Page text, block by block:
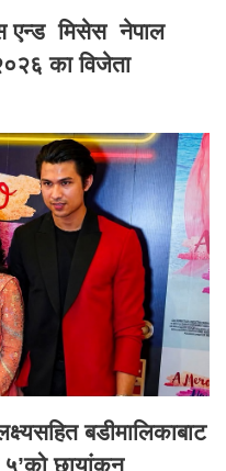
एन्ड मिसेस नेपाल
का विजेता
बडीमालिकाबाट
छायांकन